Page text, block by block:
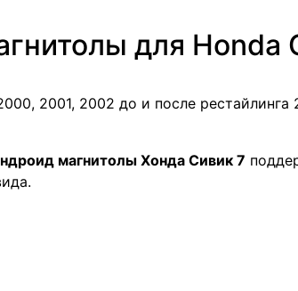
для
2001, 2002 до и после
магнитолы Хонда Сивик 7